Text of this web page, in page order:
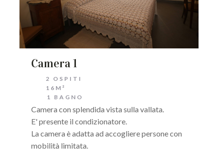
Camera 1
2 OSPITI
16M²
1 BAGNO
Camera con splendida vista sulla vallata.
E' presente il condizionatore.
La camera è adatta ad accogliere persone con
mobilità limitata.